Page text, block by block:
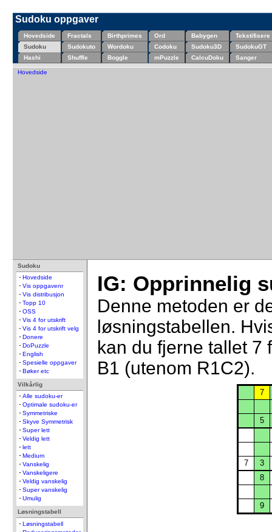
Sudoku oppgaver
Hovedside Fractals Birthprimes Ord Babygen
Tekstifisere
Sudoku
Sudokuto Wordoku Codoku Sudoku3D
SudokuGT
Hashi
Shuffle Boggle mPuzzle CalcuDoku Sanger
Hovedside
Sudoku
Hovedside
Vis oppgavenr
Vis distribusjon
Topp 10
OSS
Vis 4 for utskrift
Vis 4 for utskrift velg
Donere
DoPuzzle
English
Spesielle oppgaver
Bøker etc
Vilkårlig
Alle sudoku-er
Optimale sudoku-er
Symmetriske
Skyve Symmetrisk
Super lett
Veldig lett
lett
Medium
Vanskelig
Vanskeligere
Veldig vanskelig
Super vanskelig
Umulig
Løsningstabell
Løsningstabell
IG: Opprinnelig
Denne metoden er
løsningstabellen.
kan du fjerne tallet 7
B1 (utenom R1C2).
7
5
7
3
8
9